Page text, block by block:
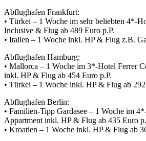
Abflughafen Frankfurt:
• Türkei – 1 Woche im sehr beliebten 4*-
Inclusive & Flug ab 489 Euro p.P.
• Italien – 1 Woche inkl. HP & Flug z.B.
Abflughafen Hamburg:
• Mallorca – 1 Woche im 3*-Hotel Ferrer
inkl. HP & Flug ab 454 Euro p.P.
• Türkei – 1 Woche inkl. HP & Flug ab 292
Abflughafen Berlin:
• Familien-Tipp Gardasee – 1 Woche im
Appartment inkl. HP & Flug ab 435 Euro
• Kroatien – 1 Woche inkl. HP & Flug ab